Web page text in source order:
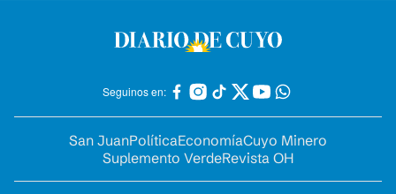
Seguinos en:
San JuanPolíticaEconomíaCuyo Minero
Suplemento VerdeRevista OH